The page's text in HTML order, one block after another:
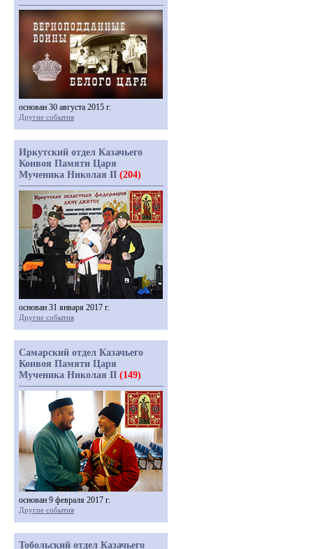
основан 30 августа 2015 г.
Другие события
Иркутский отдел Казачьего
Конвоя Памяти Царя
Мученика Николая II (204)
основан 31 января 2017 г.
Другие события
Самарский отдел Казачьего
Конвоя Памяти Царя
Мученика Николая II (149)
основан 9 февраля 2017 г.
Другие события
Тобольский отдел Казачьего